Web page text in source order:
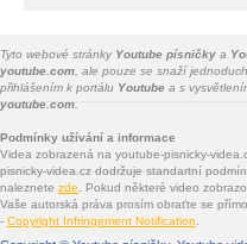
Tyto webové stránky Youtube písničky a
youtube.com , ale pouze se snaží
přihlášením k portálu Youtube a s
youtube.com.
Podmínky užívání a informace
Videa zobrazená na youtube-pisnicky-
pisnicky-videa.cz dodržuje standartní
naleznete zde . Pokud některé video
Vaše autorská práva prosím obraťte se
- Copyright Infringement Notification